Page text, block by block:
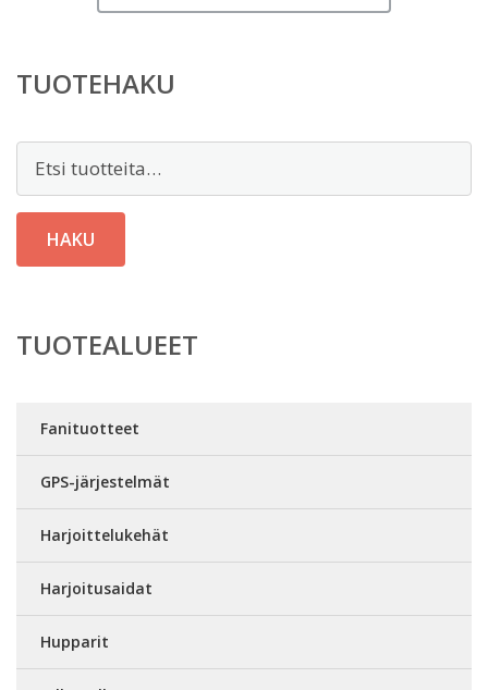
TUOTEHAKU
Etsi:
HAKU
TUOTEALUEET
Fanituotteet
GPS-järjestelmät
Harjoittelukehät
Harjoitusaidat
Hupparit